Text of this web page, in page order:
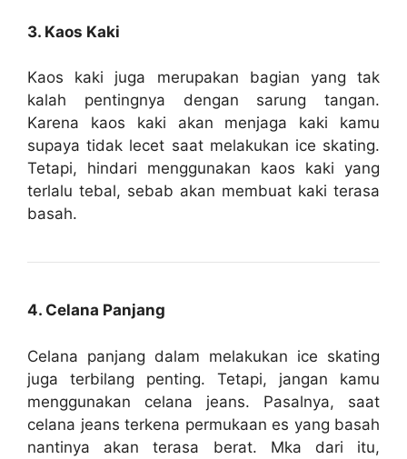
3. Kaos Kaki
Kaos kaki juga merupakan bagian yang tak
kalah pentingnya dengan sarung tangan.
Karena kaos kaki akan menjaga kaki kamu
supaya tidak lecet saat melakukan ice skating.
Tetapi, hindari menggunakan kaos kaki yang
terlalu tebal, sebab akan membuat kaki terasa
basah.
4. Celana Panjang
Celana panjang dalam melakukan ice skating
juga terbilang penting. Tetapi, jangan kamu
menggunakan celana jeans. Pasalnya, saat
celana jeans terkena permukaan es yang basah
nantinya akan terasa berat. Mka dari itu,